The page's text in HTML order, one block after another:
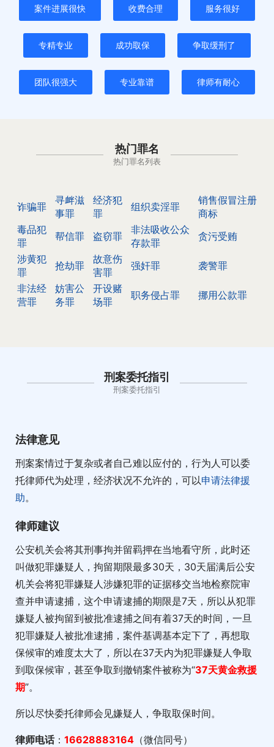
案件进展很快 收费合理 服务很好
专精专业 成功取保 争取缓刑了
团队很强大 专业靠谱 律师有耐心
热门罪名
热门罪名列表
诈骗罪
寻衅滋
事罪
经济犯
罪
组织卖淫罪
销售假冒注册
商标
毒品犯
罪
帮信罪 盗窃罪
非法吸收公众
存款罪
贪污受贿
涉黄犯
罪
抢劫罪
故意伤
害罪
强奸罪
袭警罪
非法经
营罪
妨害公
务罪
开设赌
场罪
职务侵占罪 挪用公款罪
刑案委托指引
刑案委托指引
法律意见
刑案案情过于复杂或者自己难以应付的，行为人可以委
托律师代为处理，经济状况不允许的，可以申请法律援
助。
律师建议
公安机关会将其刑事拘并留羁押在当地看守所，此时还
叫做犯罪嫌疑人，拘留期限最多30天，30天届满后公安
机关会将犯罪嫌疑人涉嫌犯罪的证据移交当地检察院审
查并申请逮捕，这个申请逮捕的期限是7天，所以从犯罪
嫌疑人被拘留到被批准逮捕之间有着37天的时间，一旦
犯罪嫌疑人被批准逮捕，案件基调基本定下了，再想取
保候审的难度太大了，所以在37天内为犯罪嫌疑人争取
到取保候审，甚至争取到撤销案件被称为“37天黄金救援
期”。
所以尽快委托律师会见嫌疑人，争取取保时间。
律师电话： 16628883164 （微信同号）